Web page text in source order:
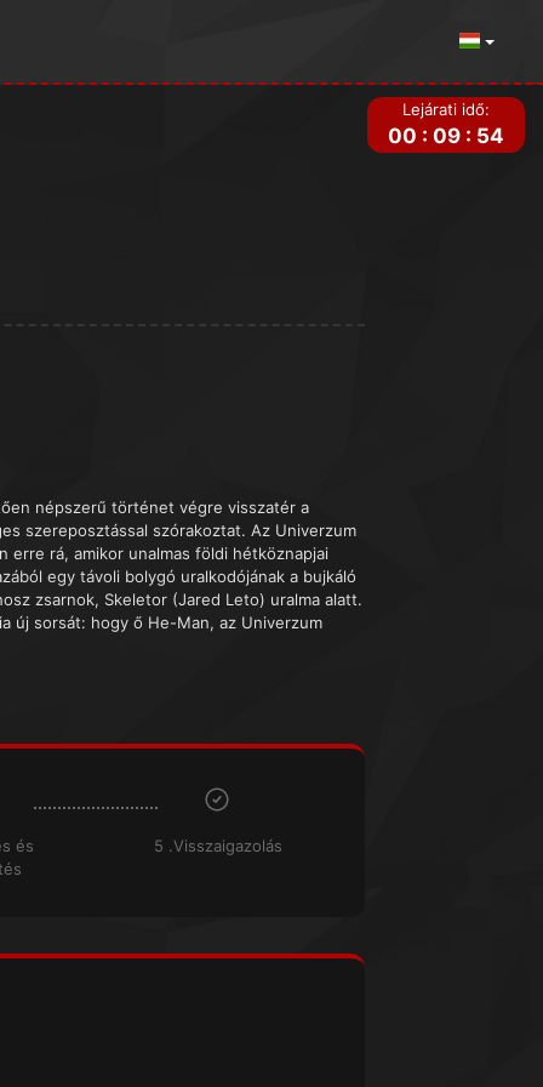
Lejárati idő:
00 : 09 : 54
népszerű történet végre visszatér a
szereposztással szórakoztat. Az Univerzum
erre rá, amikor unalmas földi hétköznapjai
egy távoli bolygó uralkodójának a bujkáló
zsarnok, Skeletor (Jared Leto) uralma alatt.
új sorsát: hogy ő He-Man, az Univerzum
és
5 .Visszaigazolás